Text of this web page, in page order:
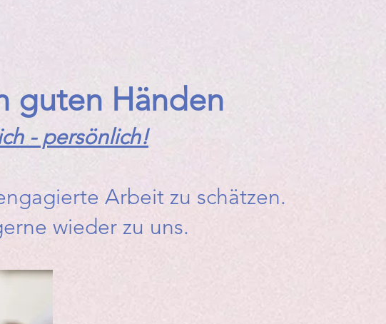
guten Händen
- persönlich!
Arbeit zu schätzen.
wieder zu uns.